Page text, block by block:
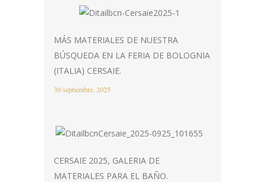
MÁS MATERIALES DE NUESTRA
BÚSQUEDA EN LA FERIA DE BOLOGNIA
(ITALIA) CERSAIE.
30 septiembre, 2025
CERSAIE 2025, GALERIA DE
MATERIALES PARA EL BAÑO.